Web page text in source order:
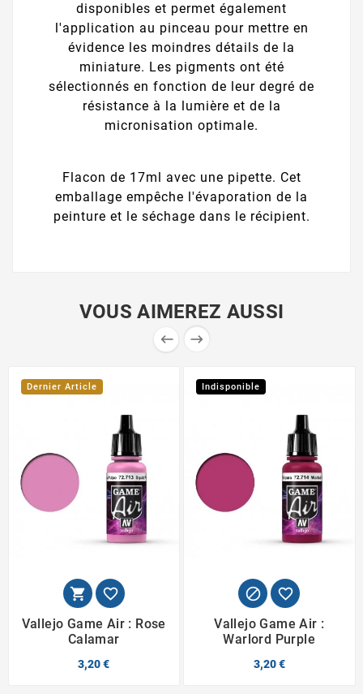
disponibles et permet également
l'application au pinceau pour mettre en
évidence les moindres détails de la
miniature. Les pigments ont été
sélectionnés en fonction de leur degré de
résistance à la lumière et de la
micronisation optimale.
Flacon de 17ml avec une pipette. Cet
emballage empêche l'évaporation de la
peinture et le séchage dans le récipient.
VOUS AIMEREZ AUSSI
 
Dernier Article
 
Vallejo Game Air : Rose
Calamar
3,20 €
Indisponible
 
Vallejo Game Air :
Warlord Purple
3,20 €